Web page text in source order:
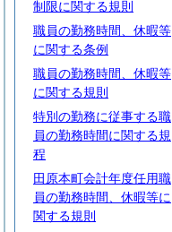
制限に関する規則
職員の勤務時間、休暇等
に関する条例
職員の勤務時間、休暇等
に関する規則
特別の勤務に従事する職
員の勤務時間に関する規
程
田原本町会計年度任用職
員の勤務時間、休暇等に
関する規則